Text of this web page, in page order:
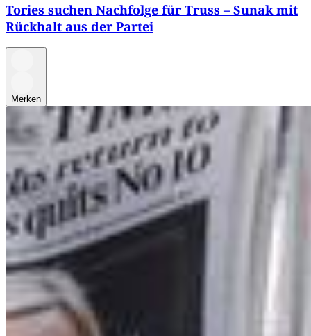
Tories suchen Nachfolge für Truss – Sunak mit
Rückhalt aus der Partei
Merken